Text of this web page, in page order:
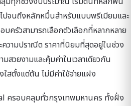
จนถึงหลักหมื่นสำหรับแบบพรีเมียมและ
ครัวสามารถเลือกตัวเลือกที่หลากหลาย
วามปราณีต ราคาที่นิยมที่สุดอยู่ในช่วง
สวยงามและคุ้มค่าในเวลาเดียวกัน
สตั้งแต่ต้น ไม่มีค่าใช้จ่ายแฝง
ครอบคลุมทั่วกรุงเทพมหานคร ทั้งฝั่ง